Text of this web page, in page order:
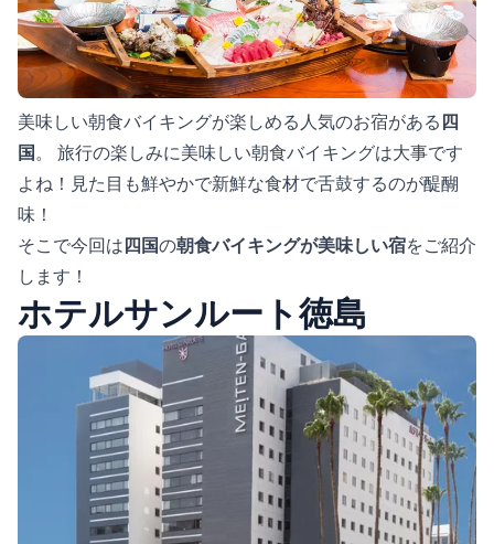
美味しい朝食バイキングが楽しめる人気のお宿がある 四
国 。 旅行の楽しみに美味しい朝食バイキングは大事です
よね！見た目も鮮やかで新鮮な食材で舌鼓するのが醍醐
味！
そこで今回は 四国の朝食バイキングが美味しい宿をご紹介
します！
ホテルサンルート徳島